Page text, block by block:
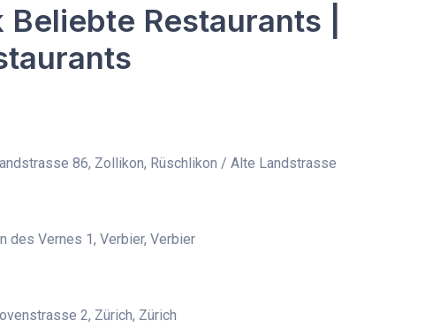
Restaurants |
86, Zollikon, Rüschlikon / Alte Landstrasse
des Vernes 1, Verbier, Verbier
2, Zürich, Zürich